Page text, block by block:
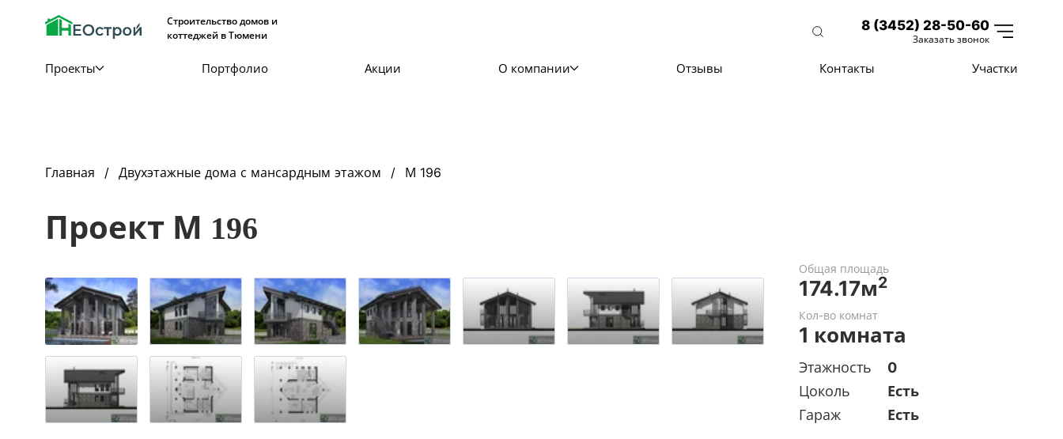
Строительство домов и
коттеджей в Тюмени
8 (3452) 28-50-60
Заказать звонок
Проекты Портфолио Акции О компании Отзывы Контакты Участки
Главная Двухэтажные дома с мансардным этажом М 196
Проект М 196
Общая площадь
174.17м2
Кол-во комнат
1 комната
Этажность
0
Цоколь
Есть
Гараж
Есть